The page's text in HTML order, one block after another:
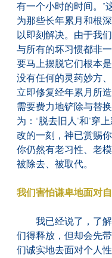
有一个小时的时间。”
为那些长年累月和根
以即刻解决。由于我
与所有的坏习惯都非
要马上摆脱它们根本是
没有任何的灵药妙方
立即修复经年累月所
需要费力地铲除与替
为：“脱去旧人"和"穿
改的一刻，神已赏赐
你仍然有老习性、老
被除去、被取代。
我们害怕谦卑地面对
我已经说了，了解
们得释放，但却会先
们诚实地去面对个人